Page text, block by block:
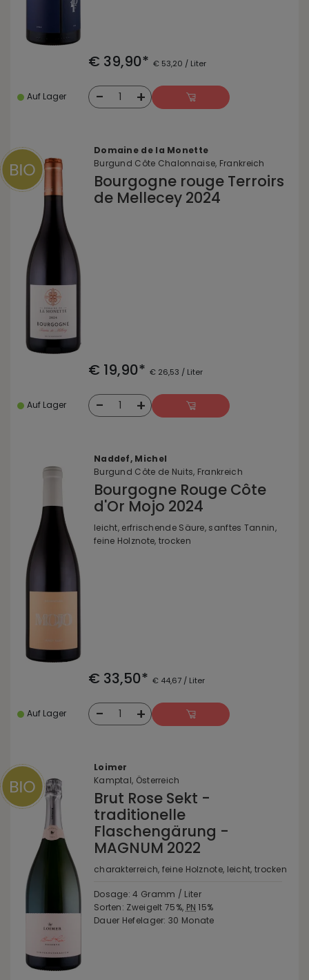
€ 39,90* € 53,20 / Liter
Auf Lager - 1 +
Domaine de la Monette
Burgund Côte Chalonnaise, Frankreich
Bourgogne rouge Terroirs
de Mellecey 2024
€ 19,90* € 26,53 / Liter
Auf Lager - 1 +
Naddef, Michel
Burgund Côte de Nuits, Frankreich
Bourgogne Rouge Côte
d'Or Mojo 2024
leicht, erfrischende Säure, sanftes Tannin,
feine Holznote, trocken
€ 33,50* € 44,67 / Liter
Auf Lager - 1 +
Loimer
Kamptal, Österreich
Brut Rose Sekt -
traditionelle
Flaschengärung -
MAGNUM 2022
charakterreich, feine Holznote, leicht, trocken
Dosage: 4 Gramm / Liter
Sorten: Zweigelt 75%, PN 15%
Dauer Hefelager: 30 Monate